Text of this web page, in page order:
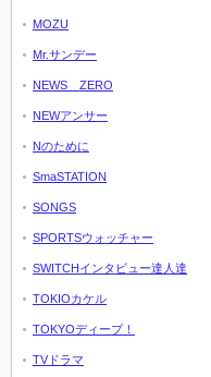
MOZU
Mr.サンデー
NEWS ZERO
NEWアンサー
Nのために
SmaSTATION
SONGS
SPORTSウォッチャー
SWITCHインタビュー達人達
TOKIOカケル
TOKYOディープ！
TVドラマ